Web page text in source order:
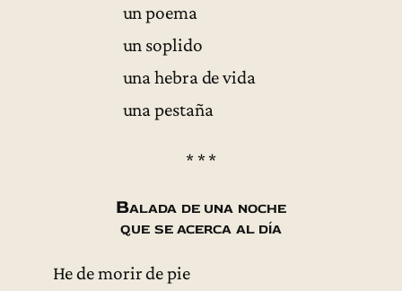
un poema
un soplido
una hebra de vida
una pestaña
* * *
Balada de una noche
que se acerca al día
He de morir de pie